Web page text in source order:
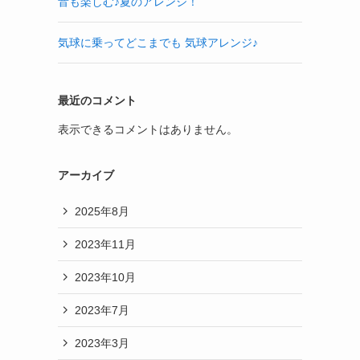
気球に乗ってどこまでも 気球アレンジ♪
最近のコメント
表示できるコメントはありません。
アーカイブ
2025年8月
2023年11月
2023年10月
2023年7月
2023年3月